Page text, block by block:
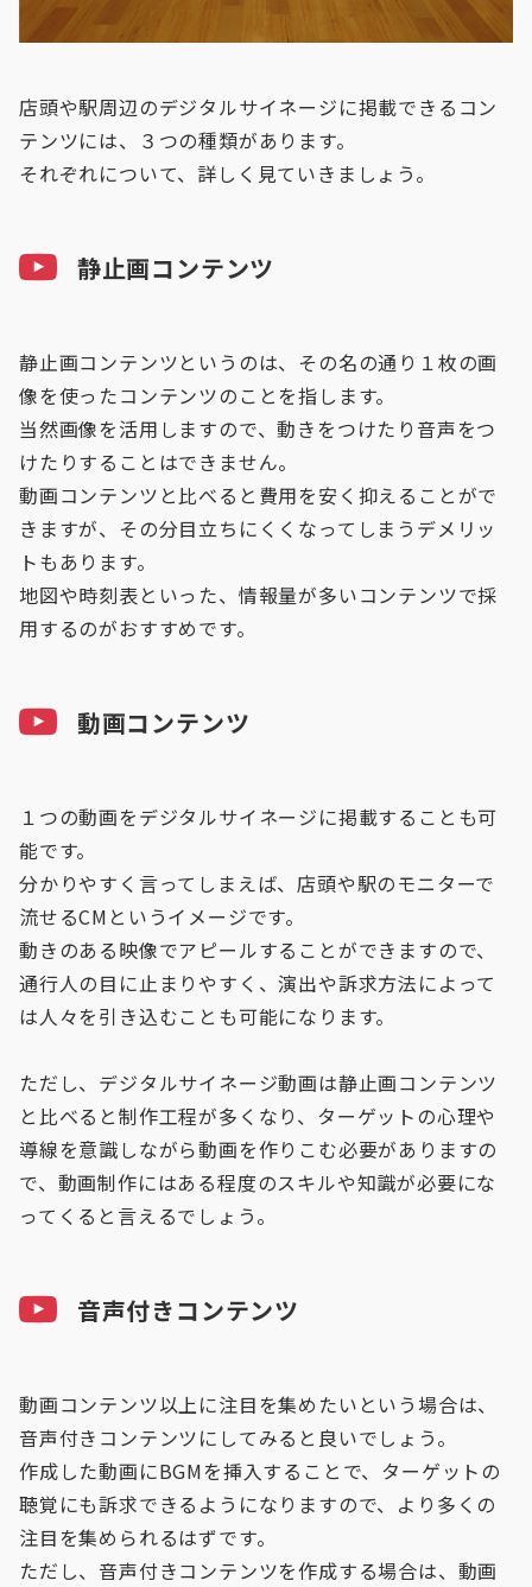
店頭や駅周辺のデジタルサイネージに掲載できるコン
テンツには、３つの種類があります。
それぞれについて、詳しく見ていきましょう。
静止画コンテンツ
静止画コンテンツというのは、その名の通り１枚の画
像を使ったコンテンツのことを指します。
当然画像を活用しますので、動きをつけたり音声をつ
けたりすることはできません。
動画コンテンツと比べると費用を安く抑えることがで
きますが、その分目立ちにくくなってしまうデメリッ
トもあります。
地図や時刻表といった、情報量が多いコンテンツで採
用するのがおすすめです。
動画コンテンツ
１つの動画をデジタルサイネージに掲載することも可
能です。
分かりやすく言ってしまえば、店頭や駅のモニターで
流せるCMというイメージです。
動きのある映像でアピールすることができますので、
通行人の目に止まりやすく、演出や訴求方法によって
は人々を引き込むことも可能になります。
ただし、デジタルサイネージ動画は静止画コンテンツ
と比べると制作工程が多くなり、ターゲットの心理や
導線を意識しながら動画を作りこむ必要がありますの
で、動画制作にはある程度のスキルや知識が必要にな
ってくると言えるでしょう。
音声付きコンテンツ
動画コンテンツ以上に注目を集めたいという場合は、
音声付きコンテンツにしてみると良いでしょう。
作成した動画にBGMを挿入することで、ターゲットの
聴覚にも訴求できるようになりますので、より多くの
注目を集められるはずです。
ただし、音声付きコンテンツを作成する場合は、動画